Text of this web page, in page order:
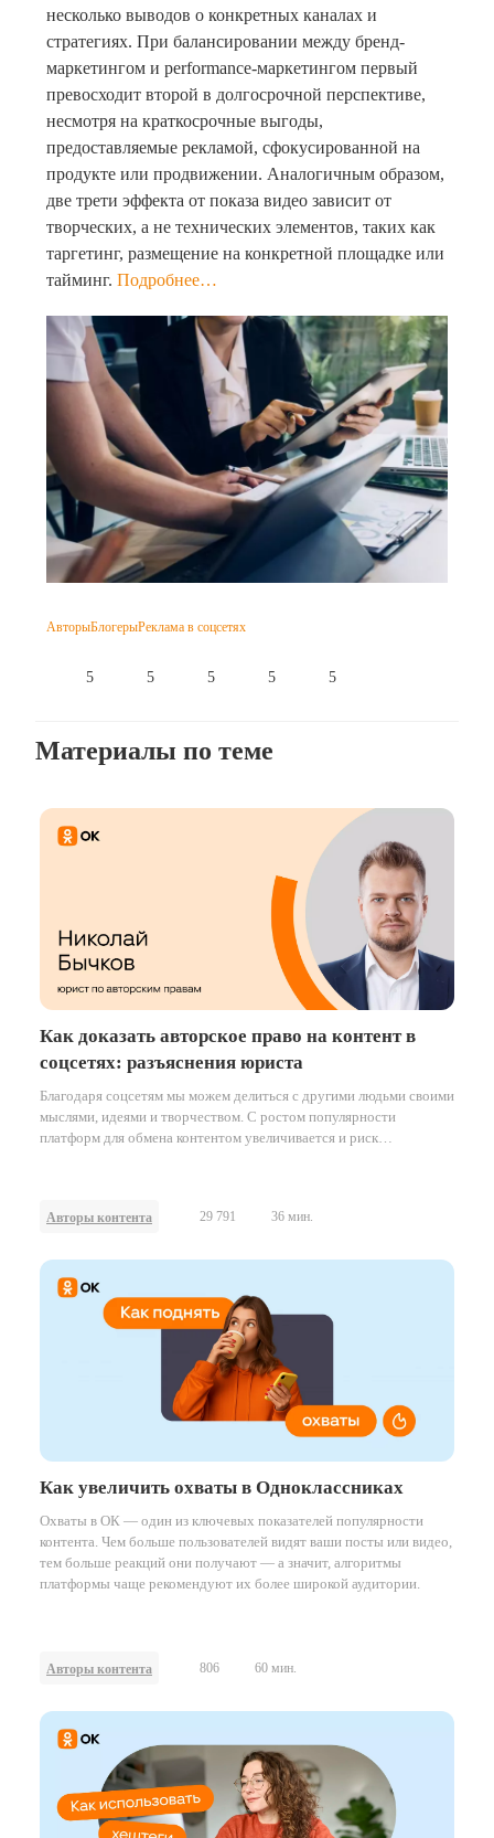
несколько выводов о конкретных каналах и
стратегиях. При балансировании между бренд-
маркетингом и performance-маркетингом первый
превосходит второй в долгосрочной перспективе,
несмотря на краткосрочные выгоды,
предоставляемые рекламой, сфокусированной на
продукте или продвижении. Аналогичным образом,
две трети эффекта от показа видео зависит от
творческих, а не технических элементов, таких как
таргетинг, размещение на конкретной площадке или
тайминг. Подробнее…
АвторыБлогерыРеклама в соцсетях
5 5 5 5 5
Материалы по теме
Как доказать авторское право на контент в
соцсетях: разъяснения юриста
Благодаря соцсетям мы можем делиться с другими людьми своими
мыслями, идеями и творчеством. С ростом популярности
платформ для обмена контентом увеличивается и риск
Авторы контента 29 791 36 мин.
Как увеличить охваты в Одноклассниках
Охваты в ОК — один из ключевых показателей популярности
контента. Чем больше пользователей видят ваши посты или видео,
тем больше реакций они получают — а значит, алгоритмы
платформы чаще рекомендуют их более широкой аудитории.
Авторы контента 806 60 мин.